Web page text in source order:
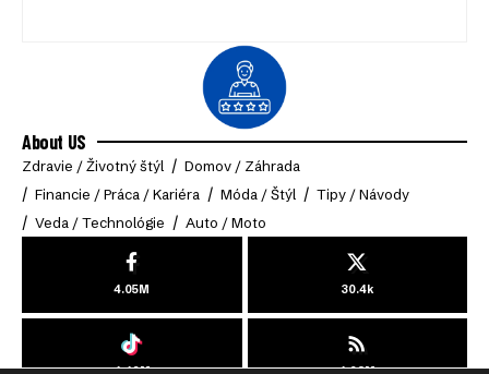
About US
Zdravie / Životný štýl
Domov / Záhrada
Financie / Práca / Kariéra
Móda / Štýl
Tipy / Návody
Veda / Technológie
Auto / Moto
4.05M 30.4k